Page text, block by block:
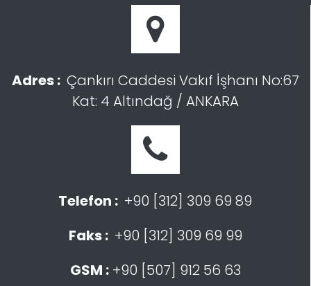
Adres : Çankırı Caddesi Vakıf İşhanı No:67
Kat: 4 Altındağ / ANKARA
Telefon : +90 [312] 309 69 89
Faks : +90 [312] 309 69 99
GSM : +90 [507] 912 56 63